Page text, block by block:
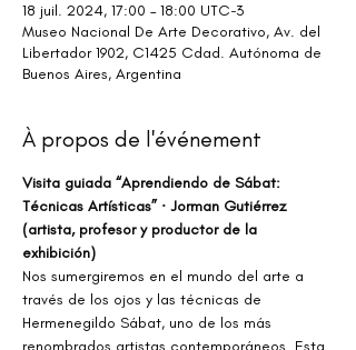
18 juil. 2024, 17:00 – 18:00 UTC−3
Museo Nacional De Arte Decorativo, Av. del
Libertador 1902, C1425 Cdad. Autónoma de
Buenos Aires, Argentina
À propos de l'événement
Visita guiada “Aprendiendo de Sábat:
Técnicas Artísticas” · Jorman Gutiérrez
(artista, profesor y productor de la
exhibición)
Nos sumergiremos en el mundo del arte a
través de los ojos y las técnicas de
Hermenegildo Sábat, uno de los más
renombrados artistas contemporáneos. Esta